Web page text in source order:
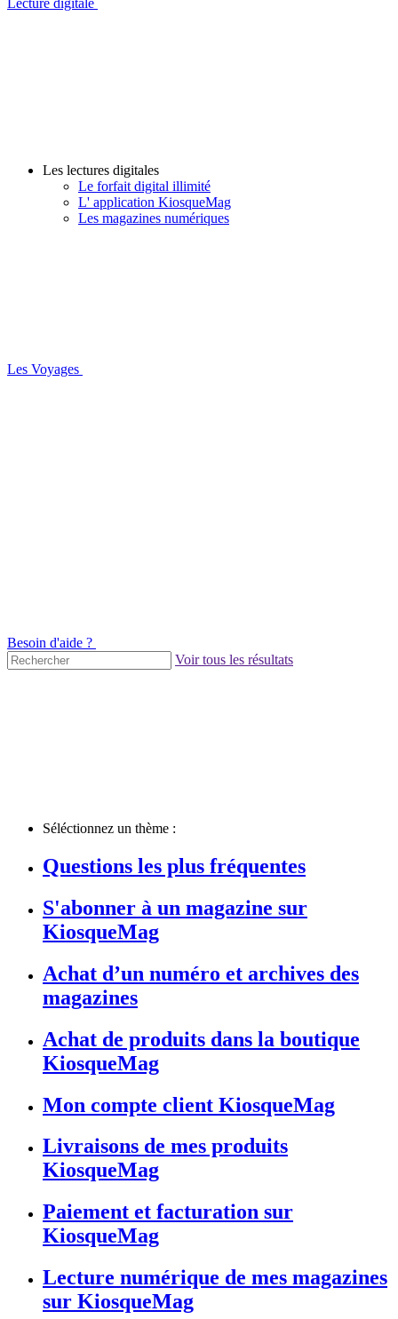
Lecture digitale
Les lectures digitales
Le forfait digital illimité
L' application KiosqueMag
Les magazines numériques
Les Voyages
Besoin d'aide ?
Voir tous les résultats
Séléctionnez un thème :
Questions les plus fréquentes
S'abonner à un magazine sur
KiosqueMag
Achat d’un numéro et archives des
magazines
Achat de produits dans la boutique
KiosqueMag
Mon compte client KiosqueMag
Livraisons de mes produits
KiosqueMag
Paiement et facturation sur
KiosqueMag
Lecture numérique de mes magazines
sur KiosqueMag